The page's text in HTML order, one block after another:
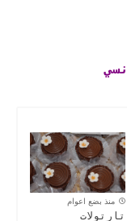
منذ بضع اعوام
تارتولات